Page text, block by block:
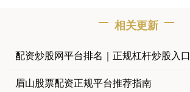
相关更新
配资炒股网平台排名｜正规杠杆炒股入口
眉山股票配资正规平台推荐指南